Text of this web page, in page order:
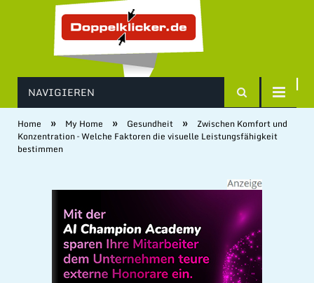
NAVIGIEREN
Home » My Home » Gesundheit »
Zwischen Komfort und
Konzentration – Welche Faktoren die visuelle Leistungsfähigkeit
bestimmen